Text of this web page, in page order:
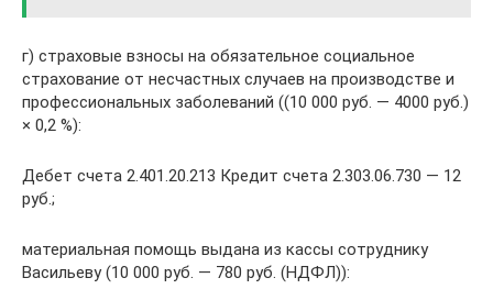
г) страховые взносы на обязательное социальное
страхование от несчастных случаев на производстве и
профессиональных заболеваний ((10 000 руб. — 4000 руб.)
× 0,2 %):
Дебет счета 2.401.20.213 Кредит счета 2.303.06.730 — 12
руб.;
материальная помощь выдана из кассы сотруднику
Васильеву (10 000 руб. — 780 руб. (НДФЛ)):